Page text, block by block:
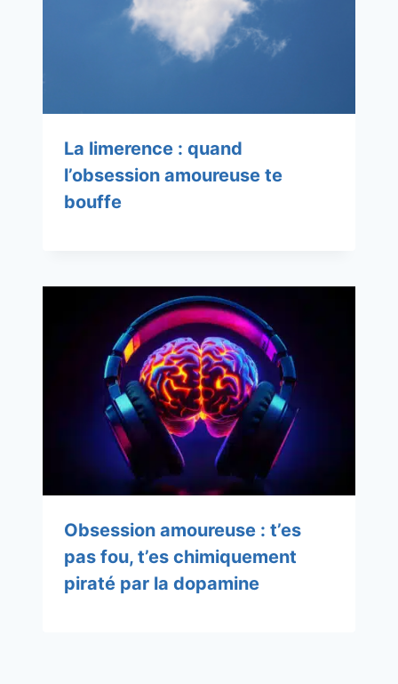
La limerence : quand
l’obsession amoureuse te
bouffe
Obsession amoureuse : t’es
pas fou, t’es chimiquement
piraté par la dopamine